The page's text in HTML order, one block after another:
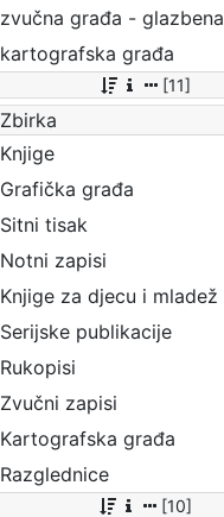
zvučna građa - glazbena
kartografska građa
[11]
Zbirka
Knjige
Grafička građa
Sitni tisak
Notni zapisi
Knjige za djecu i mladež
Serijske publikacije
Rukopisi
Zvučni zapisi
Kartografska građa
Razglednice
[10]